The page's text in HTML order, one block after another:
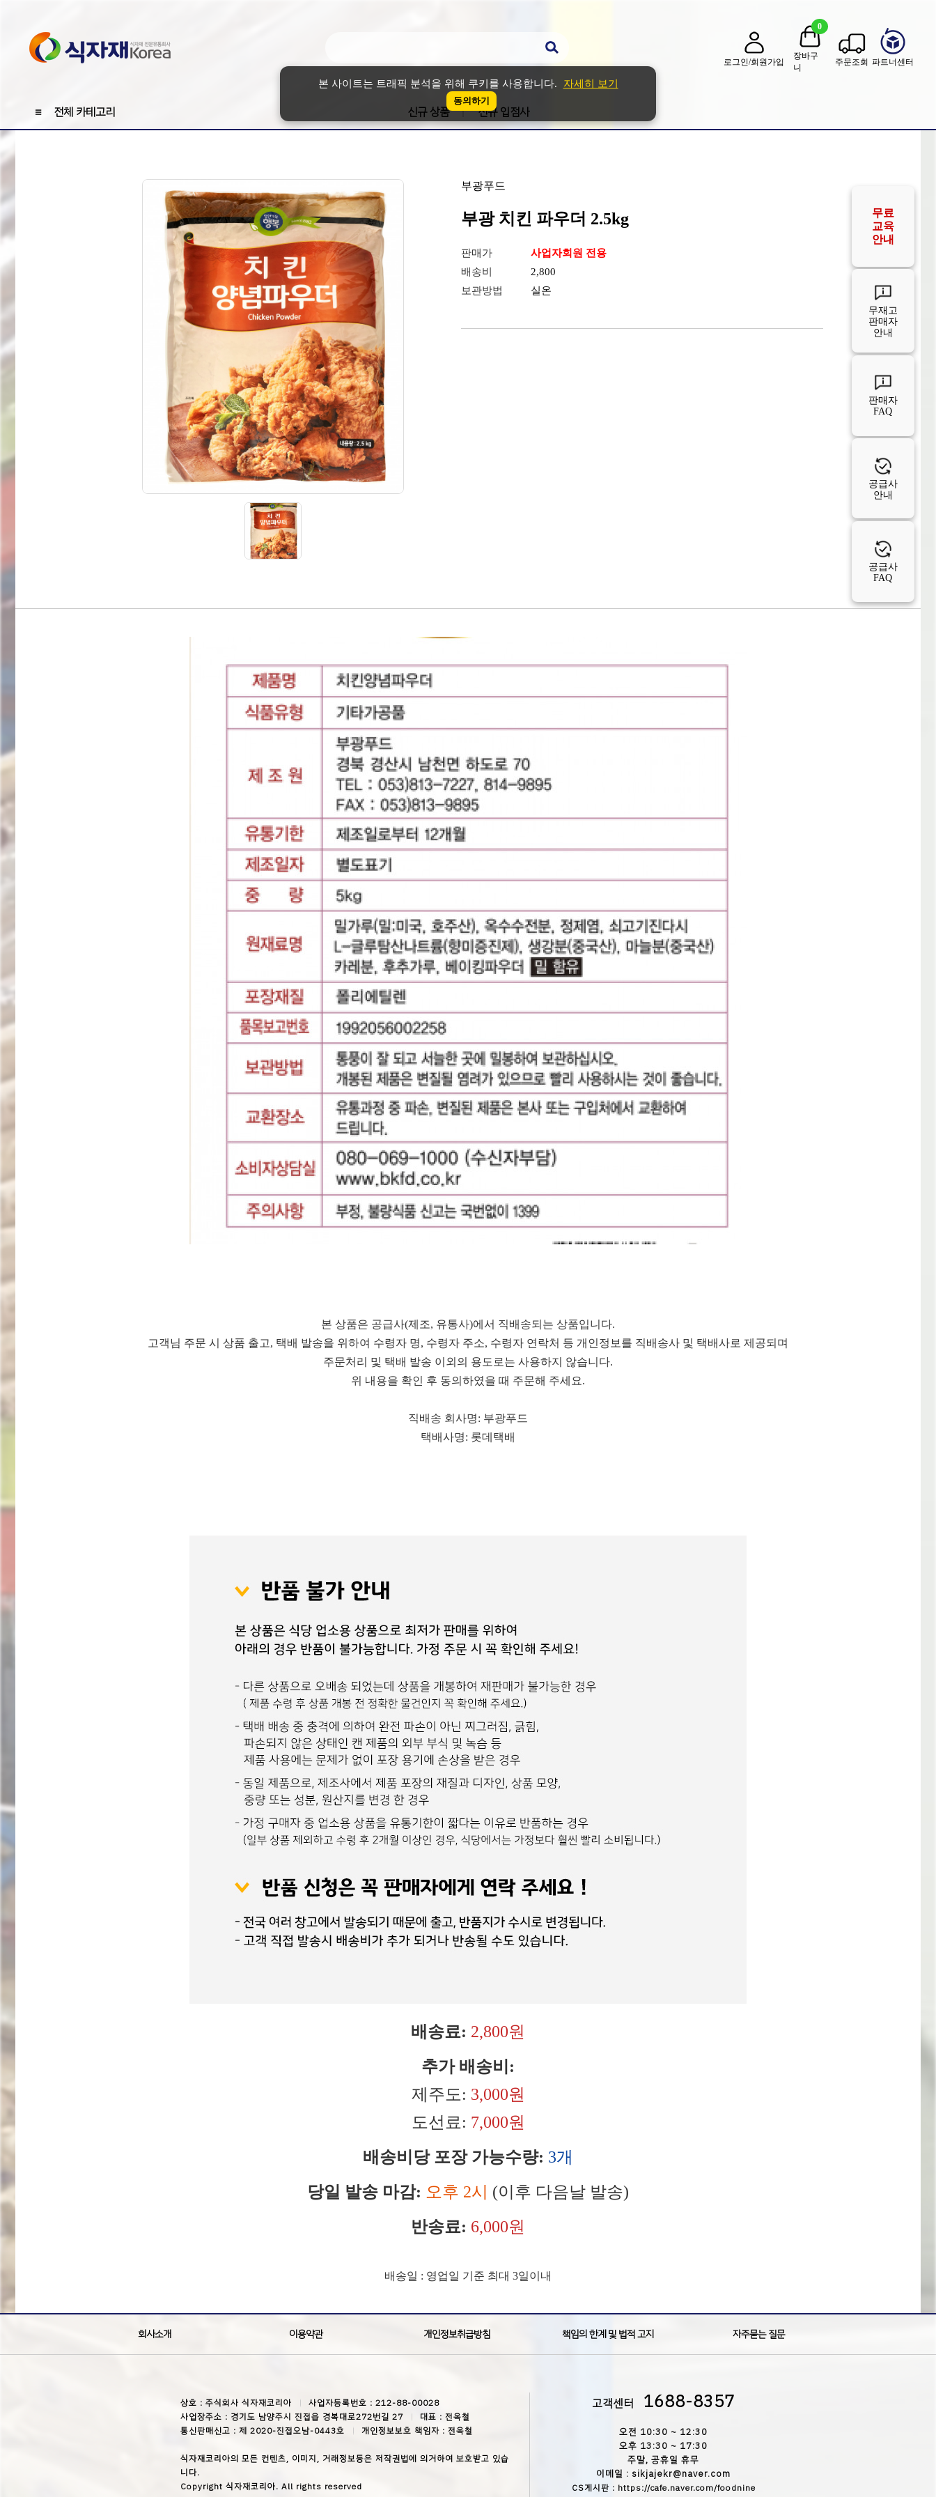
본 사이트는 트래픽 분석을 위해 쿠키를 사용합니다. 자세히 보기
동의하기
로그인/회원가입
0
장바구
니
주문조회 파트너센터
≡ 전체 카테고리 신규 상품 신규 입점사
무료
교육
안내
무재고
판매자
안내
판매자
FAQ
공급사
안내
공급사
FAQ
부광푸드
부광 치킨 파우더 2.5kg
판매가
사업자회원 전용
배송비
2,800
보관방법
실온
본 상품은 공급사(제조, 유통사)에서 직배송되는 상품입니다.
고객님 주문 시 상품 출고, 택배 발송을 위하여 수령자 명, 수령자 주소, 수령자 연락처 등 개인정보를 직배송사 및 택배사로 제공되며
주문처리 및 택배 발송 이외의 용도로는 사용하지 않습니다.
위 내용을 확인 후 동의하였을 때 주문해 주세요.
직배송 회사명: 부광푸드
택배사명: 롯데택배
배송료: 2,800원
추가 배송비:
제주도: 3,000원
도선료: 7,000원
배송비당 포장 가능수량: 3개
당일 발송 마감: 오후 2시
(이후 다음날 발송)
반송료: 6,000원
배송일 : 영업일 기준 최대 3일이내
회사소개 이용약관 개인정보취급방침 책임의 한계 및 법적 고지 자주묻는 질문
상호 : 주식회사 식자재코리아
사업자등록번호 : 212-88-00028
사업장주소 : 경기도 남양주시 진접읍 경복대로272번길 27
대표 : 전옥철
통신판매신고 : 제 2020-진접오남-0443호
개인정보보호 책임자 : 전옥철
식자재코리아의 모든 컨텐츠, 이미지, 거래정보등은 저작권법에 의거하여 보호받고 있습
니다.
Copyright 식자재코리아. All rights reserved
고객센터 1688-8357
오전 10:30 ~ 12:30
오후 13:30 ~ 17:30
주말, 공휴일 휴무
이메일 : sikjajekr@naver.com
CS게시판 : https://cafe.naver.com/foodnine